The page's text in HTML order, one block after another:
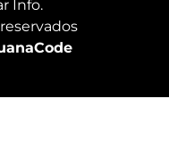
Info.